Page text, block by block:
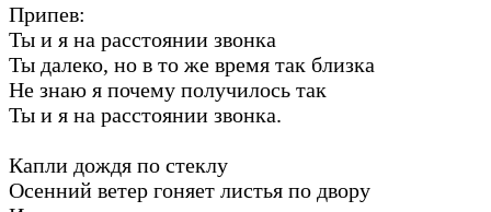
Припев:
Ты и я на расстоянии звонка
Ты далеко, но в то же время так близка
Не знаю я почему получилось так
Ты и я на расстоянии звонка.
Капли дождя по стеклу
Осенний ветер гоняет листья по двору